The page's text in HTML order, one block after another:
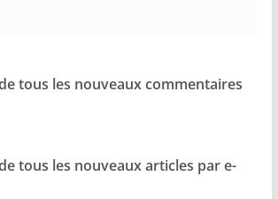
tous les nouveaux commentaires
tous les nouveaux articles par e-